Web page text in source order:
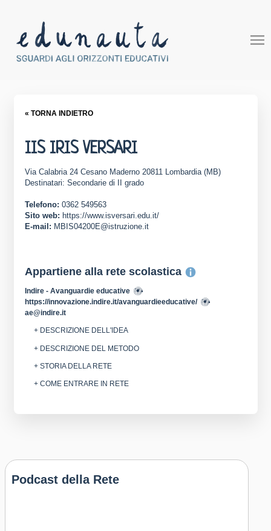
« TORNA INDIETRO
IIS IRIS VERSARI
Via Calabria 24 Cesano Maderno 20811 Lombardia (MB)
Destinatari: Secondarie di II grado
Telefono: 0362 549563
Sito web: https://www.isversari.edu.it/
E-mail: MBIS04200E@istruzione.it
Appartiene alla rete scolastica
Indire - Avanguardie educative
https://innovazione.indire.it/avanguardieeducative/
ae@indire.it
+ DESCRIZIONE DELL'IDEA
+ DESCRIZIONE DEL METODO
+ STORIA DELLA RETE
+ COME ENTRARE IN RETE
Podcast della Rete